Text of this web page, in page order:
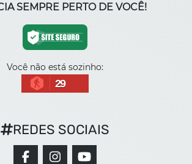
SEMPRE PERTO DE VOCÊ!
Você não está sozinho:
29
REDES SOCIAIS